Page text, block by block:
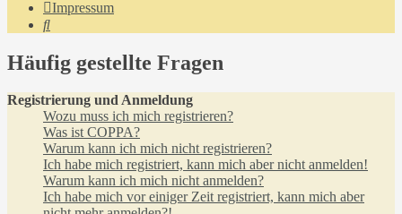
Impressum
Suche
Häufig gestellte Fragen
Registrierung und Anmeldung
Wozu muss ich mich registrieren?
Was ist COPPA?
Warum kann ich mich nicht registrieren?
Ich habe mich registriert, kann mich aber nicht anmelden!
Warum kann ich mich nicht anmelden?
Ich habe mich vor einiger Zeit registriert, kann mich aber